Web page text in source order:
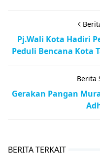
Pj.Wali Kota Hadiri
Peduli Bencana Kota
Berita
Gerakan Pangan
BERITA TERKAIT